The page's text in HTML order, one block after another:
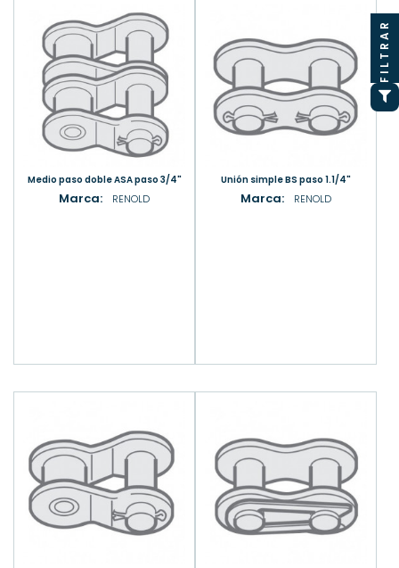
Medio paso doble ASA paso 3/4"
Marca: RENOLD
Unión simple BS paso 1.1/4"
Marca: RENOLD
FILTRAR